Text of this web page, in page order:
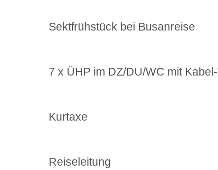
Sektfrühstück bei Busanreise
7 x ÜHP im DZ/DU/WC mit
Kurtaxe
Reiseleitung